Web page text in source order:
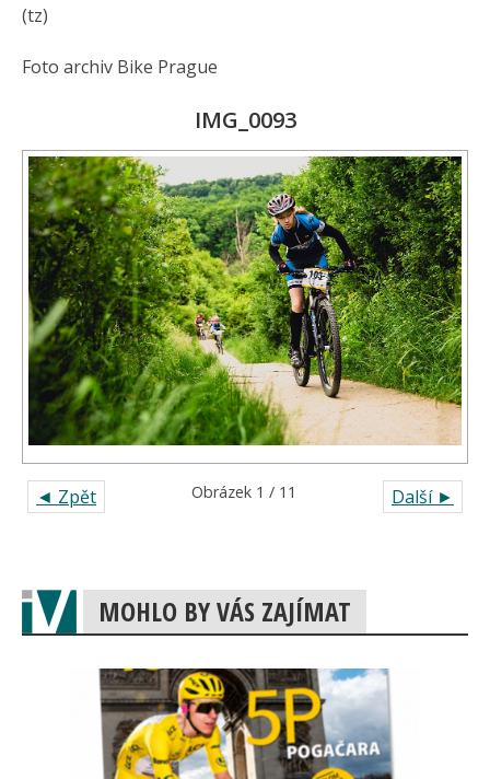
(tz)
Foto archiv Bike Prague
IMG_0093
◄ Zpět Další ►
Obrázek 1 / 11
MOHLO BY VÁS ZAJÍMAT